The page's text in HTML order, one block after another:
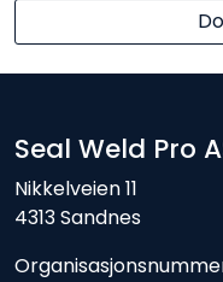
Seal Weld Pro
Nikkelveien 11
4313 Sandnes